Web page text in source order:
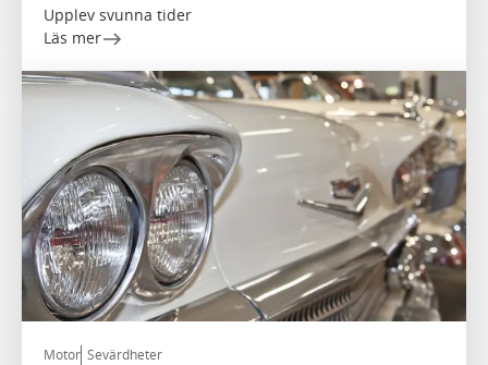
Upplev svunna tider
Läs mer
Motor Sevärdheter